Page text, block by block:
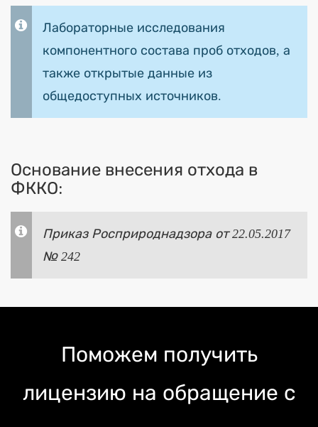
Лабораторные исследования
компонентного состава проб отходов, а
также открытые данные из
общедоступных источников.
Основание внесения отхода в
ФККО:
Приказ Росприроднадзора от 22.05.2017
№ 242
Поможем получить
лицензию на обращение с